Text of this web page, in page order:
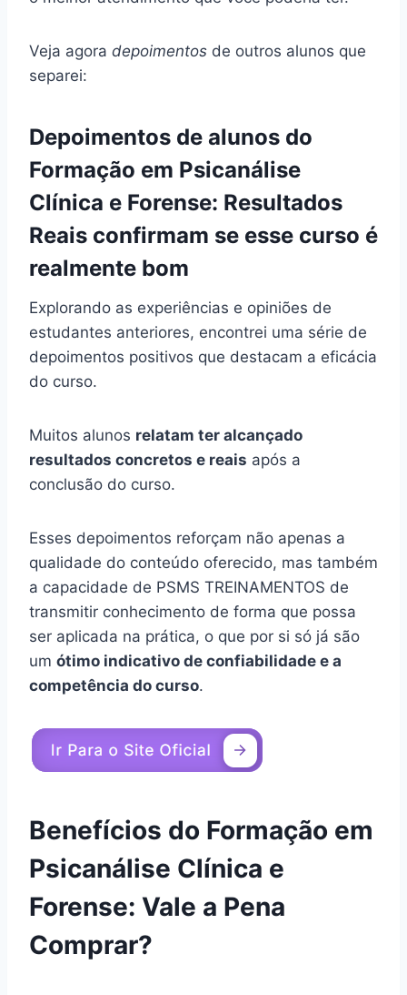
Veja agora depoimentos de outros alunos que
separei:
Depoimentos de alunos do
Formação em Psicanálise
Clínica e Forense: Resultados
Reais confirmam se esse curso é
realmente bom
Explorando as experiências e opiniões de
estudantes anteriores, encontrei uma série de
depoimentos positivos que destacam a eficácia
do curso.
Muitos alunos relatam ter alcançado
resultados concretos e reais após a
conclusão do curso.
Esses depoimentos reforçam não apenas a
qualidade do conteúdo oferecido, mas também
a capacidade de PSMS TREINAMENTOS de
transmitir conhecimento de forma que possa
ser aplicada na prática, o que por si só já são
um ótimo indicativo de confiabilidade e a
competência do curso.
Benefícios do Formação em
Psicanálise Clínica e
Forense: Vale a Pena
Comprar?